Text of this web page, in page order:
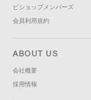
ビショップメンバーズ
会員利用規約
ABOUT US
会社概要
採用情報